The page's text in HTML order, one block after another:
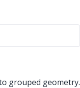
grouped geometry.